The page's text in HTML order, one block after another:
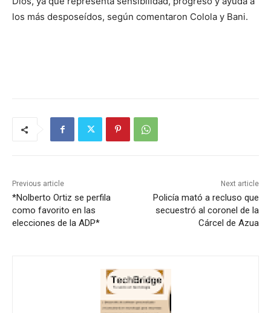
los más desposeídos, según comentaron Colola y Bani.
Previous article
*Nolberto Ortiz se perfila
como favorito en las
elecciones de la ADP*
Next article
Policía mató a recluso que
secuestró al coronel de la
Cárcel de Azua